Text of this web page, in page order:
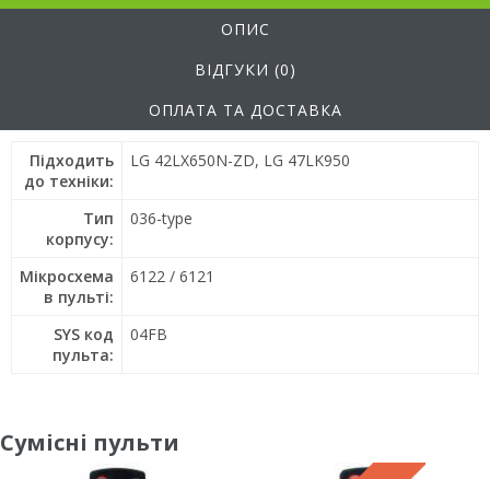
ОПИС
ВІДГУКИ (0)
ОПЛАТА ТА ДОСТАВКА
Підходить
до техніки:
LG 42LX650N-ZD, LG 47LK950
Тип
корпусу:
036-type
Мікросхема
в пульті:
6122 / 6121
SYS код
пульта:
04FB
Сумісні пульти